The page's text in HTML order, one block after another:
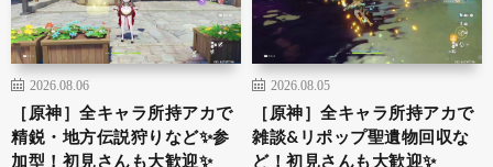
2026.08.06
［原神］全キャラ所持アカで
精鋭・地方伝説狩りなど✨参
加型！初見さんも大歓迎✨
2026.08.05
［原神］全キャラ所持アカで
雑談&リポップ聖遺物回収な
ど！初見さんも大歓迎✨